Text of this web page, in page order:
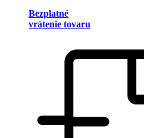
Bezplatné
vrátenie tovaru